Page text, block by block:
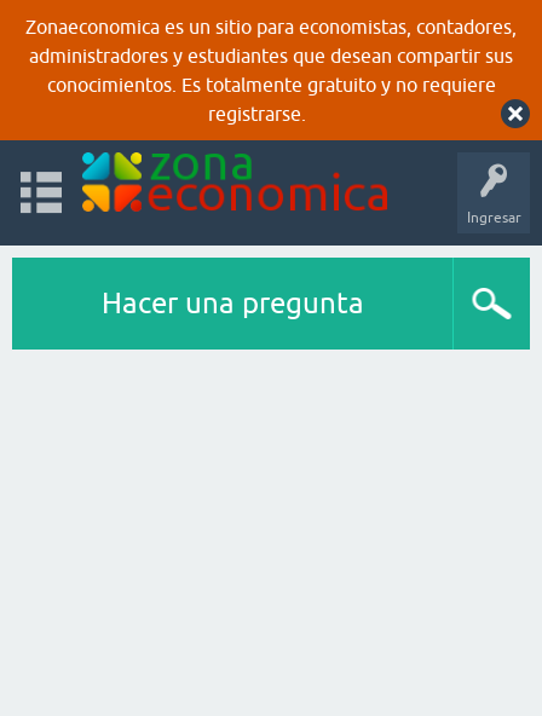
Zonaeconomica es un sitio para economistas, contadores,
administradores y estudiantes que desean compartir sus
conocimientos. Es totalmente gratuito y no requiere
registrarse.
Ingresar
Hacer una pregunta